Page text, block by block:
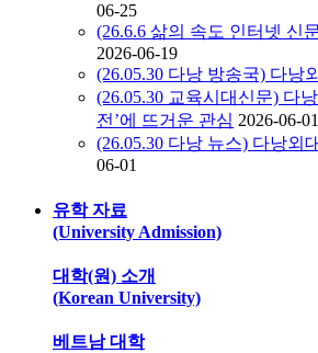
06-25
(26.6.6 삶의 속도 인터넷 신
2026-06-19
(26.05.30 다낭 방송국) 다낭
(26.05.30 교육시대신문) 다
전’에 뜨거운 관심 2026-06-01
(26.05.30 다낭 뉴스) 다낭외
06-01
유학 자료
(University Admission)
대학(원) 소개
(Korean University)
베트남 대학